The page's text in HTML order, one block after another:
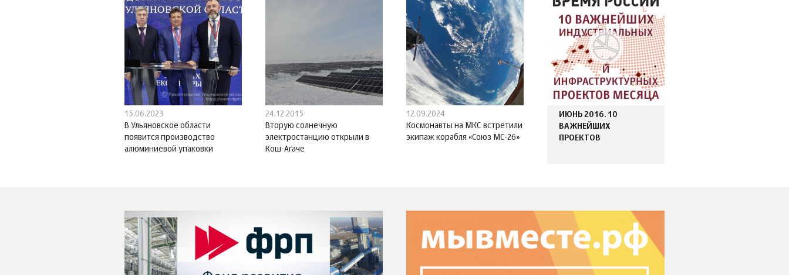
15.06.2023
В Ульяновское области
появится производство
алюминиевой упаковки
24.12.2015
Вторую солнечную
электростанцию открыли в
Кош-Агаче
12.09.2024
Космонавты на МКС встретили
экипаж корабля «Союз МС-26»
ИЮНЬ 2016. 10
ВАЖНЕЙШИХ
ПРОЕКТОВ